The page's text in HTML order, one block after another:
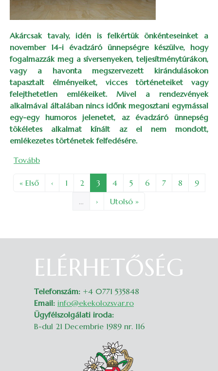
Akárcsak tavaly, idén is felkértük önkénteseinket a
november 14-i évadzáró ünnepségre készülve, hogy
fogalmazzák meg a síversenyeken, teljesítménytúrákon,
vagy a havonta megszervezett kirándulásokon
tapasztalt élményeiket, vicces történeteiket vagy
felejthetetlen emlékeiket. Mivel a rendezvények
alkalmával általában nincs időnk megosztani egymással
egy-egy humoros jelenetet, az évadzáró ünnepség
tökéletes alkalmat kínált az el nem mondott,
emlékezetes történetek felfedésére.
Tovább(Vallomások az idei EKE rendezvényekről:
Első oldal
« Első Előző oldal
‹ Oldal
1 Oldal
2 Oldal
3 Oldal
4 Oldal
5 Oldal
6 Oldal
7 Oldal
8 Oldal
9
…
Következő oldal
› Utolsó oldal
Utolsó »
ELÉRHETŐSÉG
Telefonszám: +4 0771 535848
Email: info@ekekolozsvar.ro
Ügyfélszolgálati iroda:
B-dul 21 Decembrie 1989 nr. 116